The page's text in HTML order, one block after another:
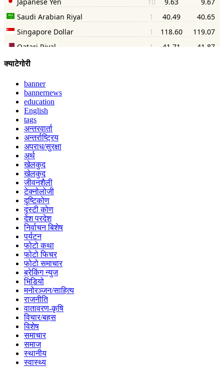
क्याटेगोरी
banner
bannernews
education
English
tags
अन्तरवार्ता
अन्तर्राष्ट्रिय
अपराध/सुरक्षा
अर्थ
खेलकुद
खेलकुद
जीवनशैली
टेक्नोलोजी
दृष्टिकोण
दृस्टी कोण
देश परदेश
निर्वाचन बिशेष
पर्यटन
फोटो कथा
फोटो फिचर
फोटो समाचार
ब्रेकिंग न्युज
भिडियो
मनोरञ्जन/साहित्य
राजनीति
वातावरण-कृषि
विचार/बहस
विशेष
समाचार
समाज
स्थानीय
स्वास्थ्य